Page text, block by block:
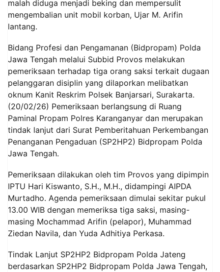
malah diduga menjadi beking dan mempersulit
mengembalian unit mobil korban, Ujar M. Arifin
lantang.
Bidang Profesi dan Pengamanan (Bidpropam) Polda
Jawa Tengah melalui Subbid Provos melakukan
pemeriksaan terhadap tiga orang saksi terkait dugaan
pelanggaran disiplin yang dilaporkan melibatkan
oknum Kanit Reskrim Polsek Banjarsari, Surakarta.
(20/02/26) Pemeriksaan berlangsung di Ruang
Paminal Propam Polres Karanganyar dan merupakan
tindak lanjut dari Surat Pemberitahuan Perkembangan
Penanganan Pengaduan (SP2HP2) Bidpropam Polda
Jawa Tengah.
Pemeriksaan dilakukan oleh tim Provos yang dipimpin
IPTU Hari Kiswanto, S.H., M.H., didampingi AIPDA
Murtadho. Agenda pemeriksaan dimulai sekitar pukul
13.00 WIB dengan memeriksa tiga saksi, masing-
masing Mochammad Arifin (pelapor), Muhammad
Ziedan Navila, dan Yuda Adhitiya Perkasa.
Tindak Lanjut SP2HP2 Bidpropam Polda Jateng
berdasarkan SP2HP2 Bidpropam Polda Jawa Tengah,